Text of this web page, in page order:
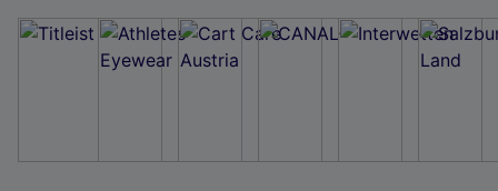
Wir und unsere Partner verarbeiten Daten, um
Verwendung genauer Standortdaten. Endgeräteeigenschaften zur Identifikation